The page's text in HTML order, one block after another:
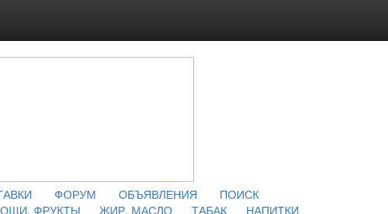
ФОРУМ ОБЪЯВЛЕНИЯ
ПОИСК
ФРУКТЫ ЖИР, МАСЛО ТАБАК
НАПИТКИ